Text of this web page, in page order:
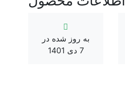
به روز شده در
7 دی 1401